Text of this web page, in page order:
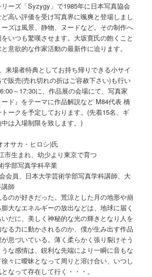
ーズ「Syzygy」で1985年に日本写真協会
高い評価を受け写真界に颯爽と登場しまし
ズは風景、静物、ヌードなど。その制作へ
いつも驚嘆させます。大坂寛氏の飽くこと
意欲的な作家活動の最新作に迫ります。
来場者特典としてお持ち帰りできる小サイ
販売(売れ切れの折はご容赦下さい)も行い
～17:30に、作品展の会場にて、写真家
ド』をテーマに作品解説など M84代表 橋
ークを予定しております。(先着15名、ギ
は入場制限を致します。)
オサカ・ヒロシ)氏
市生まれ、幼少より東京で育つ
学部写真学科卒業
会員、日本大学芸術学部写真学科講師、大
師
のが好きだった。荒涼とした月の地形や崩
大なエネルギーの放出などは、地球に届く
だに、美しく神秘的な光の輝きとなり人を
る力に動かされるのか、僕が生み出す作品
息づいている。薄く柔らかく張り裂けそう
な感情は、鋭利な先端により一瞬に音もな
々に曖昧となって周りと溶け合い、いつし
なって存在して行く・・・。